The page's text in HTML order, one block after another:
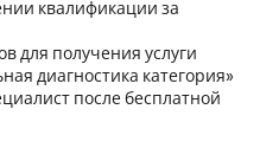
квалификации за
для получения услуги
диагностика категория»
после бесплатной